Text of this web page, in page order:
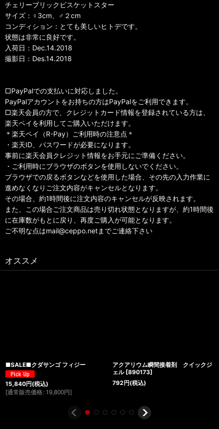
チェリーブリックビスケットスター
サイズ：♀3cm、♂２cm
コンディション：とても美しいヒトデです。
状態は非常に良好です。
入荷日：Dec.14.2018
撮影日：Des.14.2018
□PayPalでの支払いに対応しました。
PayPalアカウントをお持ちの方はPayPalをご利用できます。
□楽天会員の方で、クレジットカード情報を登録されている方は、
楽天ペイを利用してご購入いただけます。
＊楽天ペイ（R-Pay）ご利用時の注意点＊
・楽天ID、パスワードが必要になります。
事前に楽天会員クレジット情報をお手元にご準備ください。
・ご利用時にブラウザのボタンを使用しないでください。
ブラウザでの戻るボタンなどを使用した場合、その先の入力作業に
進めなくなりご注文内容がキャンセルとなります。
その場合、約1時間後に注文内容のキャンセルが反映されます。
また、この場合ご注文商品は売り切れ状態となりますが、約1時間後
に在庫数がもとに戻り、再度ご購入が可能となります。
ご不明な点はmail@ceppo.netまでご連絡下さい
オススメ
■SALE■クダサンゴ フィジー
15,840円(税込)
[通常販売価格 : 19,800円]
アクアリウム瞬間接着剤 クイックジ
ェル [890173]
792円(税込)